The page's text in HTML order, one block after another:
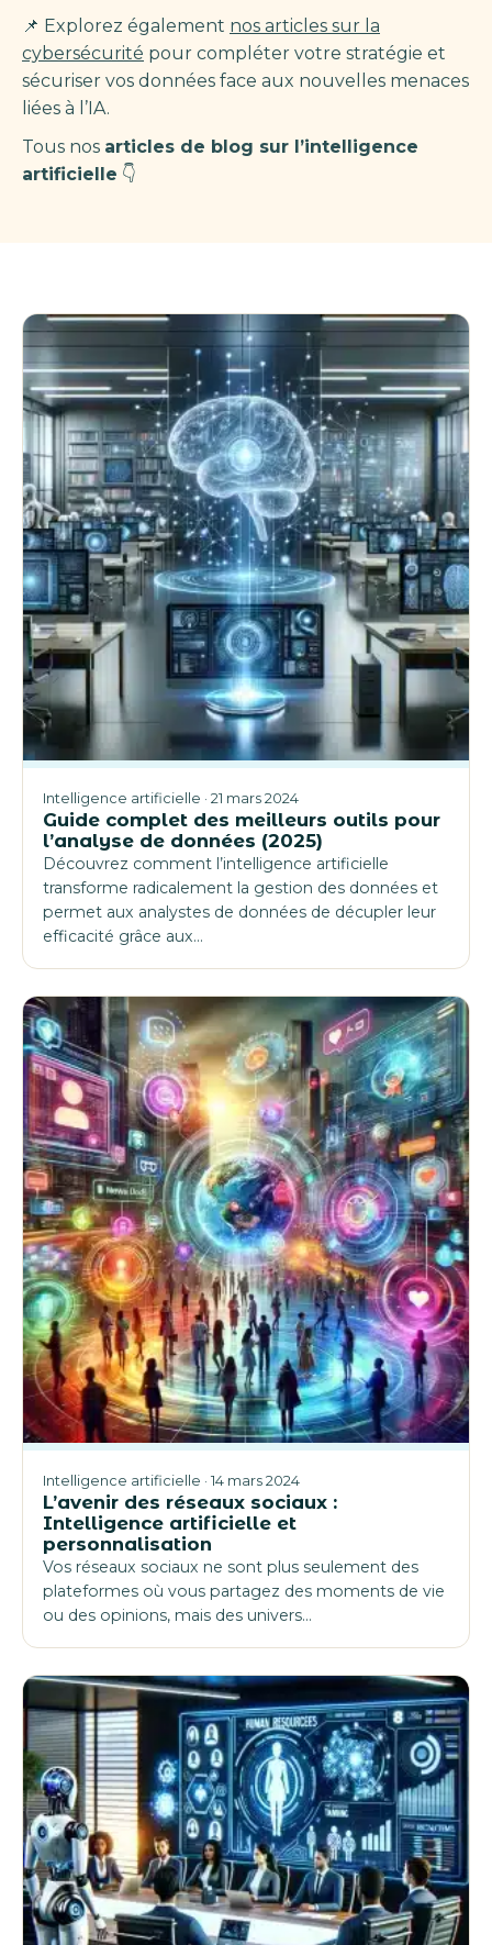
📌 Explorez également nos articles sur la
cybersécurité pour compléter votre stratégie et
sécuriser vos données face aux nouvelles menaces
liées à l’IA.
Tous nos articles de blog sur l’intelligence
artificielle 👇
Intelligence artificielle · 21 mars 2024
Guide complet des meilleurs outils pour
l’analyse de données (2025)
Découvrez comment l’intelligence artificielle
transforme radicalement la gestion des données et
permet aux analystes de données de décupler leur
efficacité grâce aux…
Intelligence artificielle · 14 mars 2024
L’avenir des réseaux sociaux :
Intelligence artificielle et
personnalisation
Vos réseaux sociaux ne sont plus seulement des
plateformes où vous partagez des moments de vie
ou des opinions, mais des univers…